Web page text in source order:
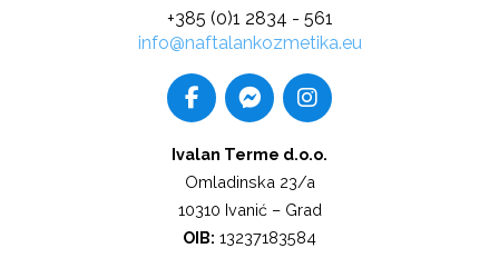
+385 (0)1 2834 - 561
info@naftalankozmetika.eu
Ivalan Terme d.o.o.
Omladinska 23/a
10310 Ivanić – Grad
OIB: 13237183584